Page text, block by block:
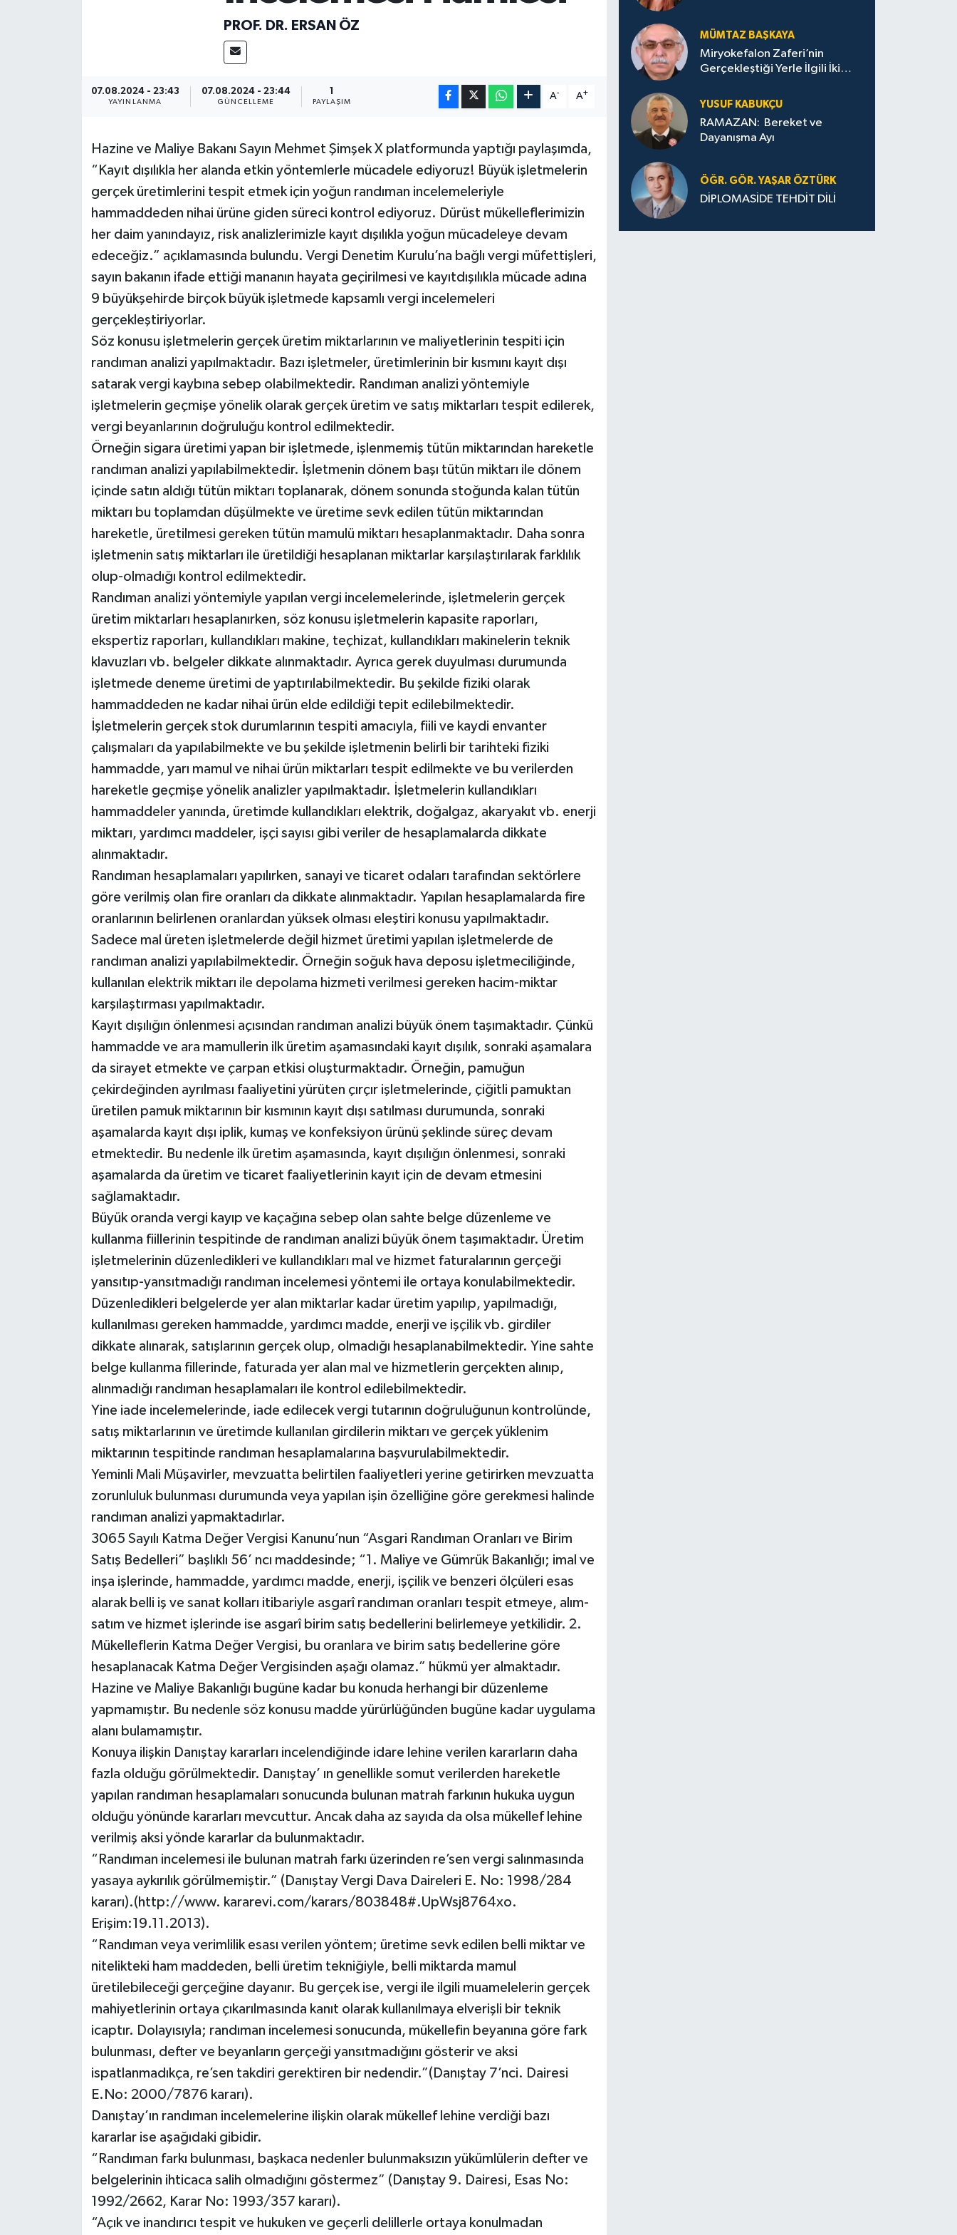
PROF. DR. ERSAN ÖZ
07.08.2024 - 23:43
YAYINLANMA
07.08.2024 - 23:44
GÜNCELLEME
1
PAYLAŞIM
A- A+
Hazine ve Maliye Bakanı Sayın Mehmet Şimşek X platformunda yaptığı paylaşımda,
“Kayıt dışılıkla her alanda etkin yöntemlerle mücadele ediyoruz! Büyük işletmelerin
gerçek üretimlerini tespit etmek için yoğun randıman incelemeleriyle
hammaddeden nihai ürüne giden süreci kontrol ediyoruz. Dürüst mükelleflerimizin
her daim yanındayız, risk analizlerimizle kayıt dışılıkla yoğun mücadeleye devam
edeceğiz.” açıklamasında bulundu. Vergi Denetim Kurulu’na bağlı vergi müfettişleri,
sayın bakanın ifade ettiği mananın hayata geçirilmesi ve kayıtdışılıkla mücade adına
9 büyükşehirde birçok büyük işletmede kapsamlı vergi incelemeleri
gerçekleştiriyorlar.
Söz konusu işletmelerin gerçek üretim miktarlarının ve maliyetlerinin tespiti için
randıman analizi yapılmaktadır. Bazı işletmeler, üretimlerinin bir kısmını kayıt dışı
satarak vergi kaybına sebep olabilmektedir. Randıman analizi yöntemiyle
işletmelerin geçmişe yönelik olarak gerçek üretim ve satış miktarları tespit edilerek,
vergi beyanlarının doğruluğu kontrol edilmektedir.
Örneğin sigara üretimi yapan bir işletmede, işlenmemiş tütün miktarından hareketle
randıman analizi yapılabilmektedir. İşletmenin dönem başı tütün miktarı ile dönem
içinde satın aldığı tütün miktarı toplanarak, dönem sonunda stoğunda kalan tütün
miktarı bu toplamdan düşülmekte ve üretime sevk edilen tütün miktarından
hareketle, üretilmesi gereken tütün mamulü miktarı hesaplanmaktadır. Daha sonra
işletmenin satış miktarları ile üretildiği hesaplanan miktarlar karşılaştırılarak farklılık
olup-olmadığı kontrol edilmektedir.
Randıman analizi yöntemiyle yapılan vergi incelemelerinde, işletmelerin gerçek
üretim miktarları hesaplanırken, söz konusu işletmelerin kapasite raporları,
ekspertiz raporları, kullandıkları makine, teçhizat, kullandıkları makinelerin teknik
klavuzları vb. belgeler dikkate alınmaktadır. Ayrıca gerek duyulması durumunda
işletmede deneme üretimi de yaptırılabilmektedir. Bu şekilde fiziki olarak
hammaddeden ne kadar nihai ürün elde edildiği tepit edilebilmektedir.
İşletmelerin gerçek stok durumlarının tespiti amacıyla, fiili ve kaydi envanter
çalışmaları da yapılabilmekte ve bu şekilde işletmenin belirli bir tarihteki fiziki
hammadde, yarı mamul ve nihai ürün miktarları tespit edilmekte ve bu verilerden
hareketle geçmişe yönelik analizler yapılmaktadır. İşletmelerin kullandıkları
hammaddeler yanında, üretimde kullandıkları elektrik, doğalgaz, akaryakıt vb. enerji
miktarı, yardımcı maddeler, işçi sayısı gibi veriler de hesaplamalarda dikkate
alınmaktadır.
Randıman hesaplamaları yapılırken, sanayi ve ticaret odaları tarafından sektörlere
göre verilmiş olan fire oranları da dikkate alınmaktadır. Yapılan hesaplamalarda fire
oranlarının belirlenen oranlardan yüksek olması eleştiri konusu yapılmaktadır.
Sadece mal üreten işletmelerde değil hizmet üretimi yapılan işletmelerde de
randıman analizi yapılabilmektedir. Örneğin soğuk hava deposu işletmeciliğinde,
kullanılan elektrik miktarı ile depolama hizmeti verilmesi gereken hacim-miktar
karşılaştırması yapılmaktadır.
Kayıt dışılığın önlenmesi açısından randıman analizi büyük önem taşımaktadır. Çünkü
hammadde ve ara mamullerin ilk üretim aşamasındaki kayıt dışılık, sonraki aşamalara
da sirayet etmekte ve çarpan etkisi oluşturmaktadır. Örneğin, pamuğun
çekirdeğinden ayrılması faaliyetini yürüten çırçır işletmelerinde, çiğitli pamuktan
üretilen pamuk miktarının bir kısmının kayıt dışı satılması durumunda, sonraki
aşamalarda kayıt dışı iplik, kumaş ve konfeksiyon ürünü şeklinde süreç devam
etmektedir. Bu nedenle ilk üretim aşamasında, kayıt dışılığın önlenmesi, sonraki
aşamalarda da üretim ve ticaret faaliyetlerinin kayıt için de devam etmesini
sağlamaktadır.
Büyük oranda vergi kayıp ve kaçağına sebep olan sahte belge düzenleme ve
kullanma fiillerinin tespitinde de randıman analizi büyük önem taşımaktadır. Üretim
işletmelerinin düzenledikleri ve kullandıkları mal ve hizmet faturalarının gerçeği
yansıtıp-yansıtmadığı randıman incelemesi yöntemi ile ortaya konulabilmektedir.
Düzenledikleri belgelerde yer alan miktarlar kadar üretim yapılıp, yapılmadığı,
kullanılması gereken hammadde, yardımcı madde, enerji ve işçilik vb. girdiler
dikkate alınarak, satışlarının gerçek olup, olmadığı hesaplanabilmektedir. Yine sahte
belge kullanma fillerinde, faturada yer alan mal ve hizmetlerin gerçekten alınıp,
alınmadığı randıman hesaplamaları ile kontrol edilebilmektedir.
Yine iade incelemelerinde, iade edilecek vergi tutarının doğruluğunun kontrolünde,
satış miktarlarının ve üretimde kullanılan girdilerin miktarı ve gerçek yüklenim
miktarının tespitinde randıman hesaplamalarına başvurulabilmektedir.
Yeminli Mali Müşavirler, mevzuatta belirtilen faaliyetleri yerine getirirken mevzuatta
zorunluluk bulunması durumunda veya yapılan işin özelliğine göre gerekmesi halinde
randıman analizi yapmaktadırlar.
3065 Sayılı Katma Değer Vergisi Kanunu’nun “Asgari Randıman Oranları ve Birim
Satış Bedelleri” başlıklı 56’ ncı maddesinde; “1. Maliye ve Gümrük Bakanlığı; imal ve
inşa işlerinde, hammadde, yardımcı madde, enerji, işçilik ve benzeri ölçüleri esas
alarak belli iş ve sanat kolları itibariyle asgarî randıman oranları tespit etmeye, alım-
satım ve hizmet işlerinde ise asgarî birim satış bedellerini belirlemeye yetkilidir. 2.
Mükelleflerin Katma Değer Vergisi, bu oranlara ve birim satış bedellerine göre
hesaplanacak Katma Değer Vergisinden aşağı olamaz.” hükmü yer almaktadır.
Hazine ve Maliye Bakanlığı bugüne kadar bu konuda herhangi bir düzenleme
yapmamıştır. Bu nedenle söz konusu madde yürürlüğünden bugüne kadar uygulama
alanı bulamamıştır.
Konuya ilişkin Danıştay kararları incelendiğinde idare lehine verilen kararların daha
fazla olduğu görülmektedir. Danıştay’ ın genellikle somut verilerden hareketle
yapılan randıman hesaplamaları sonucunda bulunan matrah farkının hukuka uygun
olduğu yönünde kararları mevcuttur. Ancak daha az sayıda da olsa mükellef lehine
verilmiş aksi yönde kararlar da bulunmaktadır.
“Randıman incelemesi ile bulunan matrah farkı üzerinden re’sen vergi salınmasında
yasaya aykırılık görülmemiştir.” (Danıştay Vergi Dava Daireleri E. No: 1998/284
kararı).(http://www. kararevi.com/karars/803848#.UpWsj8764xo.
Erişim:19.11.2013).
“Randıman veya verimlilik esası verilen yöntem; üretime sevk edilen belli miktar ve
nitelikteki ham maddeden, belli üretim tekniğiyle, belli miktarda mamul
üretilebileceği gerçeğine dayanır. Bu gerçek ise, vergi ile ilgili muamelelerin gerçek
mahiyetlerinin ortaya çıkarılmasında kanıt olarak kullanılmaya elverişli bir teknik
icaptır. Dolayısıyla; randıman incelemesi sonucunda, mükellefin beyanına göre fark
bulunması, defter ve beyanların gerçeği yansıtmadığını gösterir ve aksi
ispatlanmadıkça, re’sen takdiri gerektiren bir nedendir.”(Danıştay 7’nci. Dairesi
E.No: 2000/7876 kararı).
Danıştay’ın randıman incelemelerine ilişkin olarak mükellef lehine verdiği bazı
kararlar ise aşağıdaki gibidir.
“Randıman farkı bulunması, başkaca nedenler bulunmaksızın yükümlülerin defter ve
belgelerinin ihticaca salih olmadığını göstermez” (Danıştay 9. Dairesi, Esas No:
1992/2662, Karar No: 1993/357 kararı).
“Açık ve inandırıcı tespit ve hukuken ve geçerli delillerle ortaya konulmadan
MÜMTAZ BAŞKAYA
Miryokefalon Zaferi’nin
Gerçekleştiği Yerle İlgili İki
İndirilmesi Gerekmektedir
YUSUF KABUKÇU
RAMAZAN: Bereket ve
Dayanışma Ayı
ÖĞR. GÖR. YAŞAR ÖZTÜRK
DİPLOMASİDE TEHDİT DİLİ
RESMİ REKLAM